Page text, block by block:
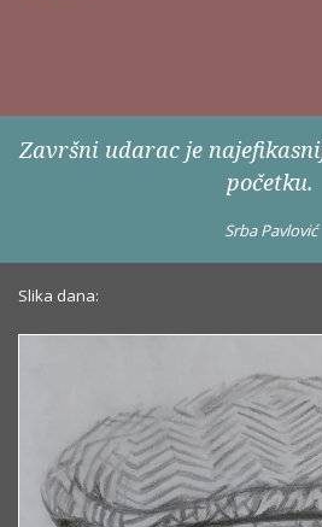
Završni udarac je
početku.
Srba Pavlović
Slika dana: